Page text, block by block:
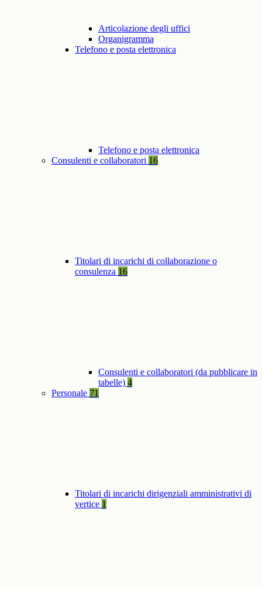
Articolazione degli uffici
Organigramma
Telefono e posta elettronica
Telefono e posta elettronica
Consulenti e collaboratori 16
Titolari di incarichi di collaborazione o
consulenza 16
Consulenti e collaboratori (da pubblicare in
tabelle) 4
Personale 71
Titolari di incarichi dirigenziali amministrativi di
vertice 1